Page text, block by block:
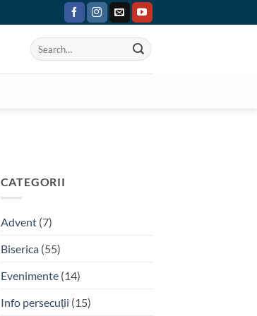
CATEGORII
Advent(7)
Biserica(55)
Evenimente(14)
Info persecuții (15)